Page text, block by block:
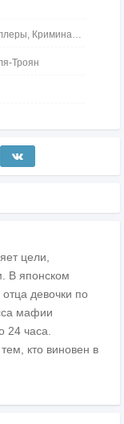
Криминальные
Троян
цели,
В японском
девочки по
мафии
24 часа.
кто виновен в